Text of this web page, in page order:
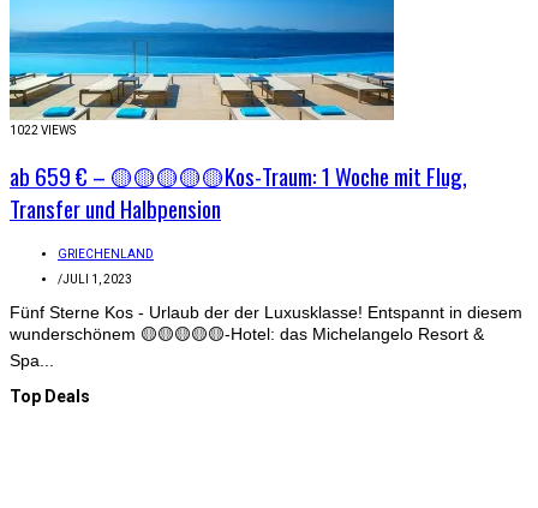
1022 VIEWS
ab 659 € – 🟡🟡🟡🟡🟡Kos-Traum: 1 Woche mit Flug,
Transfer und Halbpension
GRIECHENLAND
/JULI 1, 2023
Fünf Sterne Kos - Urlaub der der Luxusklasse! Entspannt in diesem
wunderschönem 🟡🟡🟡🟡🟡-Hotel: das Michelangelo Resort &
Spa...
Top Deals